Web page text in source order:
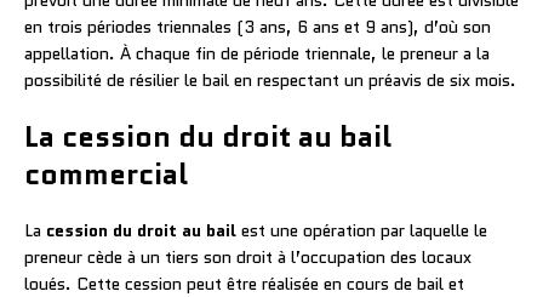
en trois périodes triennales (3 ans, 6 ans et 9 ans), d’où son
appellation. À chaque fin de période triennale, le preneur a la
possibilité de résilier le bail en respectant un préavis de six mois.
La cession du droit au bail
commercial
La cession du droit au bail est une opération par laquelle le
preneur cède à un tiers son droit à l’occupation des locaux
loués. Cette cession peut être réalisée en cours de bail et